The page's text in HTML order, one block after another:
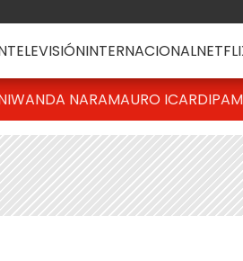
TELEVISIÓNINTERNACIONAL
WANDA NARAMAURO ICARDI